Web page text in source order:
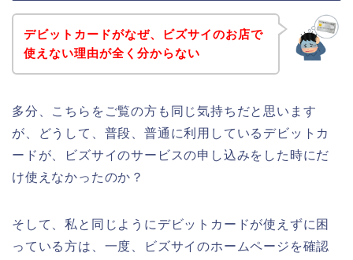
デビットカードがなぜ、ビズサイのお店で
使えない理由が全く分からない
多分、こちらをご覧の方も同じ気持ちだと思います
が、どうして、普段、普通に利用しているデビットカ
ードが、ビズサイのサービスの申し込みをした時にだ
け使えなかったのか？
そして、私と同じようにデビットカードが使えずに困
っている方は、一度、ビズサイのホームページを確認